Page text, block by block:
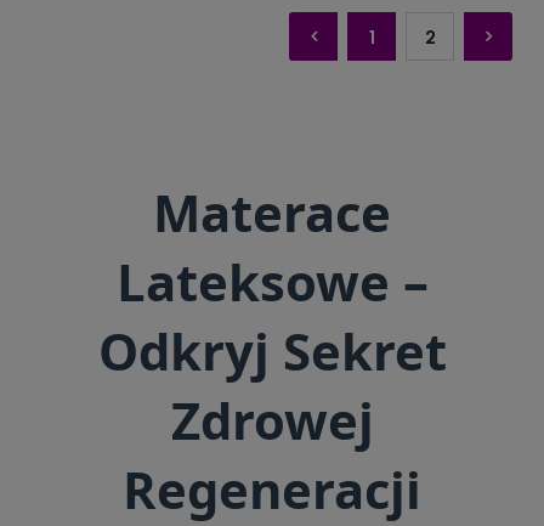
1 2
Materace
Lateksowe –
Odkryj Sekret
Zdrowej
Regeneracji